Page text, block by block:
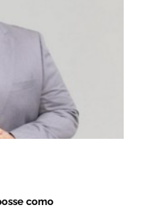
como